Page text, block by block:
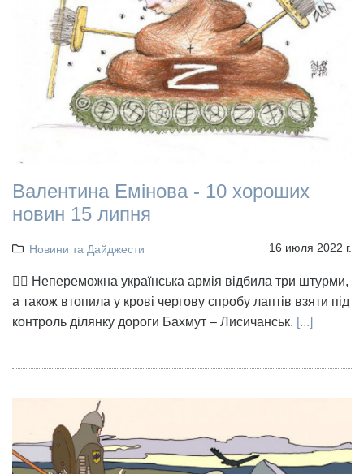
Валентина Емінова - 10 хороших
новин 15 липня
Новини та Дайджести 16 июля 2022 г.
👉🏻 Непереможна українська армія відбила три штурми,
а також втопила у крові чергову спробу лаптів взяти під
контроль ділянку дороги Бахмут – Лисичанськ. [...]